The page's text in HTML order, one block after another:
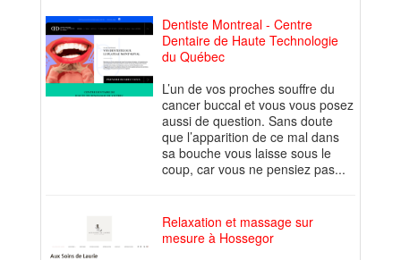
Dentiste Montreal - Centre
Dentaire de Haute Technologie
du Québec
L’un de vos proches souffre du
cancer buccal et vous vous posez
aussi de question. Sans doute
que l’apparition de ce mal dans
sa bouche vous laisse sous le
coup, car vous ne pensiez pas...
Relaxation et massage sur
mesure à Hossegor